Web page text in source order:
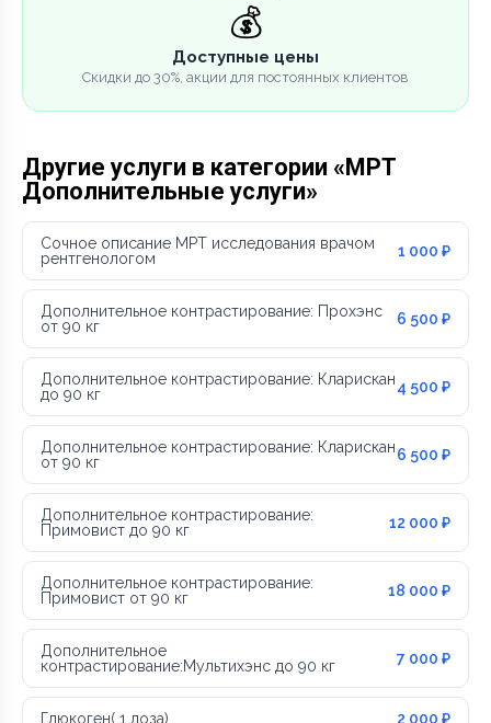
💰
Доступные цены
Скидки до 30%, акции для постоянных клиентов
Другие услуги в категории «МРТ
Дополнительные услуги»
Сочное описание МРТ исследования врачом
рентгенологом
1 000 ₽
Дополнительное контрастирование: Прохэнс
от 90 кг
6 500 ₽
Дополнительное контрастирование: Кларискан
до 90 кг
4 500 ₽
Дополнительное контрастирование: Кларискан
от 90 кг
6 500 ₽
Дополнительное контрастирование:
Примовист до 90 кг
12 000 ₽
Дополнительное контрастирование:
Примовист от 90 кг
18 000 ₽
Дополнительное
контрастирование:Мультихэнс до 90 кг
7 000 ₽
Глюкоген( 1 доза) 2 000 ₽